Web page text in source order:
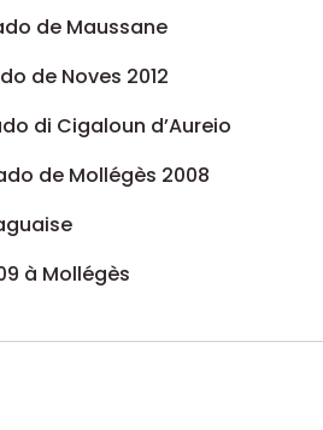
de Maussane
de Noves 2012
di Cigaloun d’Aureio
de Mollégès 2008
à Mollégès